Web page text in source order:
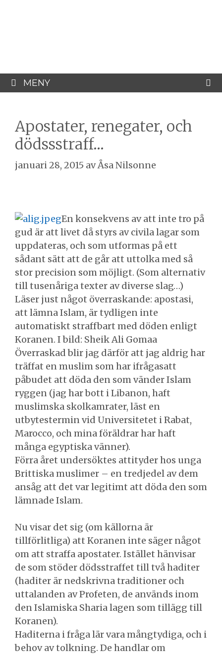
MENY
Apostater, renegater, och
dödssstraff…
januari 28, 2015 avÅsa Nilsonne
En konsekvens av att inte tro på
gud är att livet då styrs av civila lagar som
uppdateras, och som utformas på ett
sådant sätt att de går att uttolka med så
stor precision som möjligt. (Som alternativ
till tusenåriga texter av diverse slag…)
Läser just något överraskande: apostasi,
att lämna Islam, är tydligen inte
automatiskt straffbart med döden enligt
Koranen. I bild: Sheik Ali Gomaa
Överraskad blir jag därför att jag aldrig har
träffat en muslim som har ifrågasatt
påbudet att döda den som vänder Islam
ryggen (jag har bott i Libanon, haft
muslimska skolkamrater, läst en
utbytestermin vid Universitetet i Rabat,
Marocco, och mina föräldrar har haft
många egyptiska vänner).
Förra året undersöktes attityder hos unga
Brittiska muslimer – en tredjedel av dem
ansåg att det var legitimt att döda den som
lämnade Islam.
Nu visar det sig (om källorna är
tillförlitliga) att Koranen inte säger något
om att straffa apostater. Istället hänvisar
de som stöder dödsstraffet till två haditer
(haditer är nedskrivna traditioner och
uttalanden av Profeten, de används inom
den Islamiska Sharia lagen som tillägg till
Koranen).
Haditerna i fråga lär vara mångtydiga, och i
behov av tolkning. De handlar om